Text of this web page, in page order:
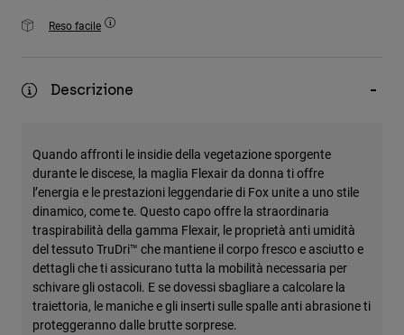
Borse e zaini
Reso facile
Descrizione
Quando affronti le insidie della vegetazione sporgente
durante le discese, la maglia Flexair da donna ti offre
l’energia e le prestazioni leggendarie di Fox unite a uno stile
dinamico, come te. Questo capo offre la straordinaria
traspirabilità della gamma Flexair, le proprietà anti umidità
del tessuto TruDri™ che mantiene il corpo fresco e asciutto e
dettagli che ti assicurano tutta la mobilità necessaria per
schivare gli ostacoli. E se dovessi sbagliare a calcolare la
traiettoria, le maniche e gli inserti sulle spalle anti abrasione ti
proteggeranno dalle brutte sorprese.